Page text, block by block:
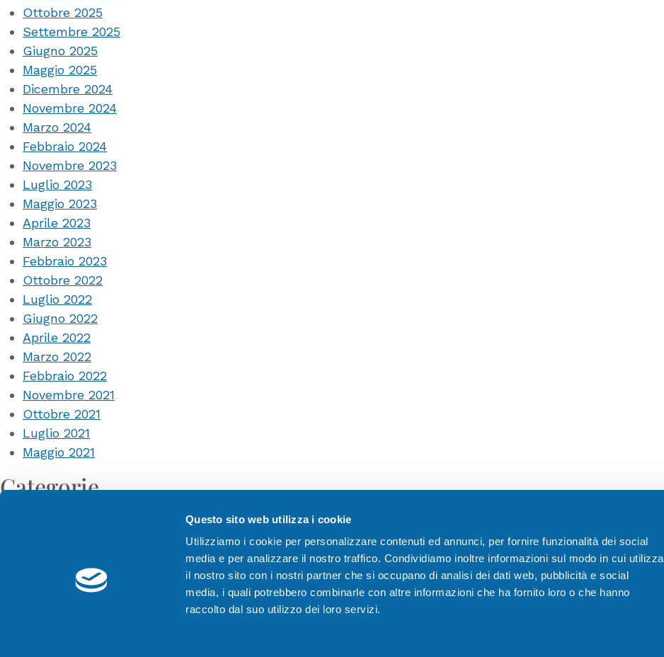
Questo sito web utilizza i cookie
Utilizziamo i cookie per personalizzare contenuti ed annunci, per fornire funzionalità dei social
media e per analizzare il nostro traffico. Condividiamo inoltre informazioni sul modo in cui utilizza
il nostro sito con i nostri partner che si occupano di analisi dei dati web, pubblicità e social
media, i quali potrebbero combinarle con altre informazioni che ha fornito loro o che hanno
raccolto dal suo utilizzo dei loro servizi.
Ottobre 2025
Settembre 2025
Giugno 2025
Maggio 2025
Dicembre 2024
Novembre 2024
Marzo 2024
Febbraio 2024
Novembre 2023
Luglio 2023
Maggio 2023
Aprile 2023
Marzo 2023
Febbraio 2023
Ottobre 2022
Luglio 2022
Giugno 2022
Aprile 2022
Marzo 2022
Febbraio 2022
Novembre 2021
Ottobre 2021
Luglio 2021
Maggio 2021
Categorie
Sede Legale
Viale Roma, 2
M
3420624773